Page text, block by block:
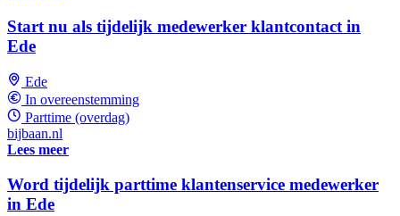
Start nu als tijdelijk medewerker klantcontact in
Ede
Ede
In overeenstemming
Parttime (overdag)
bijbaan.nl
Lees meer
Word tijdelijk parttime klantenservice medewerker
in Ede